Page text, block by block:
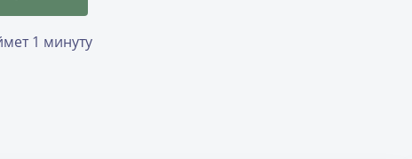
1 минуту